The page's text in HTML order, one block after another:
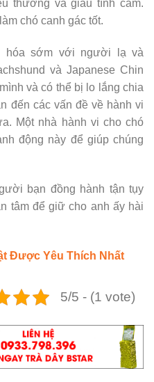
thương và giàu tình cảm.
chó canh gác tốt.
hóa sớm với người lạ và
và Japanese Chin
và có thể bị lo lắng chia
đến các vấn đề về hành vi
Một nhà hành vi cho chó
động này để giúp chúng
bạn đồng hành tận tụy
tâm để giữ cho anh ấy hài
Được Yêu Thích Nhất
5/5 - (1 vote)